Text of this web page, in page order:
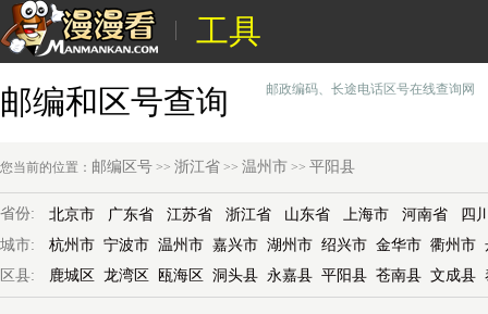
工具
邮编和区号查询
邮政编码、长途电话区号在线查询网
您当前的位置： 邮编区号 >> 浙江省 >> 温州市 >> 平阳县
省份: 北京市 广东省 江苏省 浙江省 山东省 上海市 河南省
四
城市:
杭州市 宁波市 温州市 嘉兴市 湖州市 绍兴市 金华市 衢州市
区县:
鹿城区 龙湾区 瓯海区 洞头县 永嘉县 平阳县 苍南县 文成县